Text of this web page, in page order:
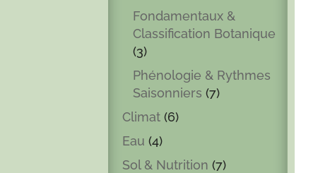
Fondamentaux &
Classification Botanique
(3)
Phénologie & Rythmes
Saisonniers (7)
Climat(6)
Eau (4)
Sol & Nutrition (7)